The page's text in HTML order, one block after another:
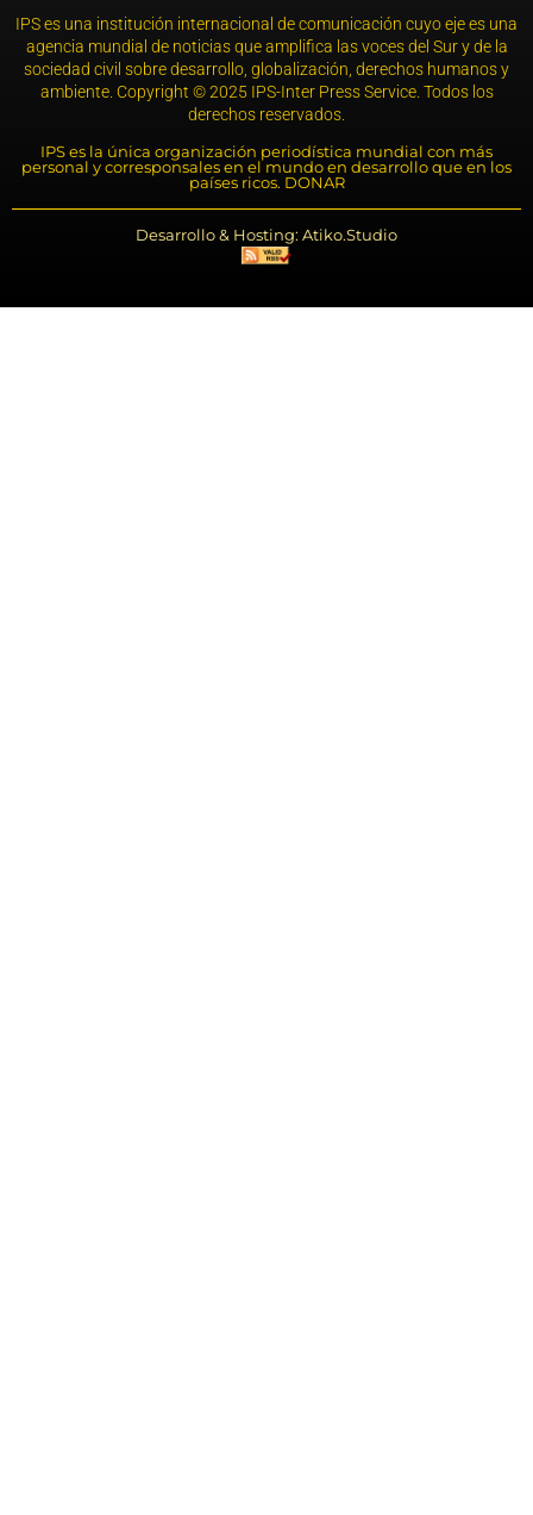
IPS es una institución internacional de comunicación cuyo eje es una
agencia mundial de noticias que amplifica las voces del Sur y de la
sociedad civil sobre desarrollo, globalización, derechos humanos y
ambiente. Copyright © 2025 IPS-Inter Press Service. Todos los
derechos reservados.
IPS es la única organización periodística mundial con más
personal y corresponsales en el mundo en desarrollo que en los
países ricos. DONAR
Desarrollo & Hosting: Atiko.Studio